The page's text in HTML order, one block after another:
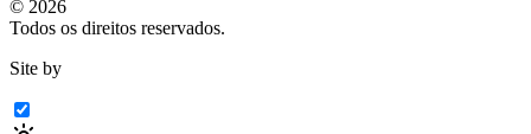
© 2026
Todos os direitos reservados.
Site by